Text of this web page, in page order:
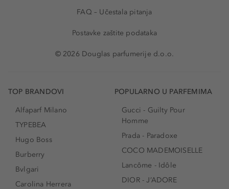
FAQ – Učestala pitanja
Postavke zaštite podataka
© 2026 Douglas parfumerije d.o.o.
TOP BRANDOVI
Alfaparf Milano
TYPEBEA
Hugo Boss
Burberry
Bvlgari
Carolina Herrera
POPULARNO U PARFEMIMA
Gucci - Guilty Pour
Homme
Prada - Paradoxe
COCO MADEMOISELLE
Lancôme - Idôle
DIOR - J’ADORE